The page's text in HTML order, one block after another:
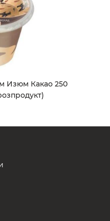
Изюм Какао 250